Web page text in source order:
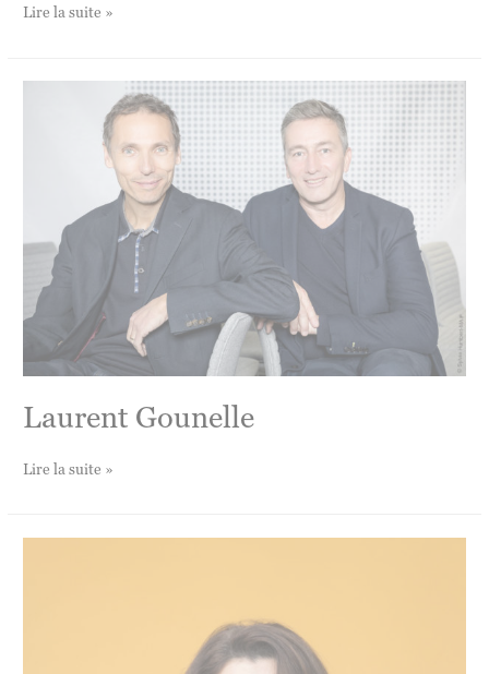
Stéphane
Lire la suite »
Laurent Gounelle
Laurent
Lire la suite »